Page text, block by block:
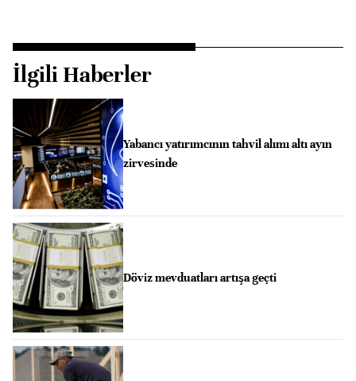
İlgili Haberler
Yabancı yatırımcının tahvil alımı altı ayın
zirvesinde
Döviz mevduatları artışa geçti